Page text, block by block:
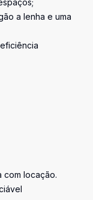
a lenha e uma
com locação.